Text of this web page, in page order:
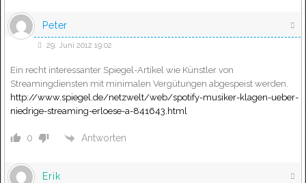
Peter
29. Juni 2012 19:02
Ein recht interessanter Spiegel-Artikel wie Künstler von
Streamingdiensten mit minimalen Vergütungen abgespeist werden.
http://www.spiegel.de/netzwelt/web/spotify-musiker-klagen-ueber-
niedrige-streaming-erloese-a-841643.html
0 Antworten
Erik